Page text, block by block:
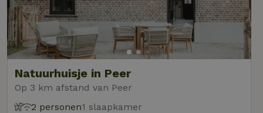
Natuurhuisje in Peer
Op 3 km afstand van Peer
2 personen1 slaapkamer